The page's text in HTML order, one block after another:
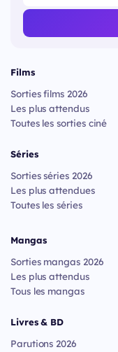
Films
Sorties films 2026
Les plus attendus
Toutes les sorties ciné
Séries
Sorties séries 2026
Les plus attendues
Toutes les séries
Mangas
Sorties mangas 2026
Les plus attendus
Tous les mangas
Livres & BD
Parutions 2026